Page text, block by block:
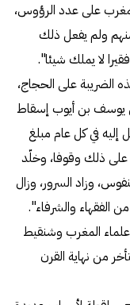
على عدد الرؤوس،
ولم يفعل ذلك
لا يملك شيئا".
الضريبة على الحجاج،
يوسف بن أيوب إسقاط
في كل عام مبلغ
ذلك وقوفا، وخلّد
وزاد السرور، وزال
الفقهاء والشرفاء".
المغرب وشنقيط
من نهاية القرن